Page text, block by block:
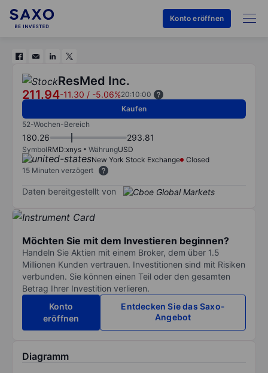
Konto eröffnen
ResMed Inc.
211.94-11.30 / -5.06%20:10:00
Kaufen
52-Wochen-Bereich
180.26 293.81
SymbolRMD:xnys WährungUSD
New York Stock Exchange
Closed
15 Minuten verzögert
Daten bereitgestellt von
Möchten Sie mit dem Investieren beginnen?
Handeln Sie Aktien mit einem Broker, dem über 1.5
Millionen Kunden vertrauen. Investitionen sind mit Risiken
verbunden. Sie können einen Teil oder den gesamten
Betrag Ihrer Investition verlieren.
Konto
eröffnen
Entdecken Sie das Saxo-
Angebot
Diagramm